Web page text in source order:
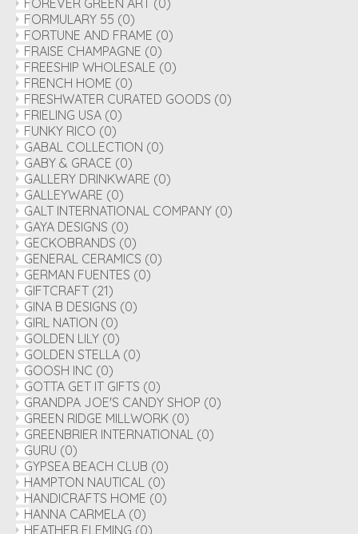
FOREVER GREEN ART (0)
FORMULARY 55 (0)
FORTUNE AND FRAME (0)
FRAISE CHAMPAGNE (0)
FREESHIP WHOLESALE (0)
FRENCH HOME (0)
FRESHWATER CURATED GOODS (0)
FRIELING USA (0)
FUNKY RICO (0)
GABAL COLLECTION (0)
GABY & GRACE (0)
GALLERY DRINKWARE (0)
GALLEYWARE (0)
GALT INTERNATIONAL COMPANY (0)
GAYA DESIGNS (0)
GECKOBRANDS (0)
GENERAL CERAMICS (0)
GERMAN FUENTES (0)
GIFTCRAFT (21)
GINA B DESIGNS (0)
GIRL NATION (0)
GOLDEN LILY (0)
GOLDEN STELLA (0)
GOOSH INC (0)
GOTTA GET IT GIFTS (0)
GRANDPA JOE'S CANDY SHOP (0)
GREEN RIDGE MILLWORK (0)
GREENBRIER INTERNATIONAL (0)
GURU (0)
GYPSEA BEACH CLUB (0)
HAMPTON NAUTICAL (0)
HANDICRAFTS HOME (0)
HANNA CARMELA (0)
HEATHER FLEMING (0)